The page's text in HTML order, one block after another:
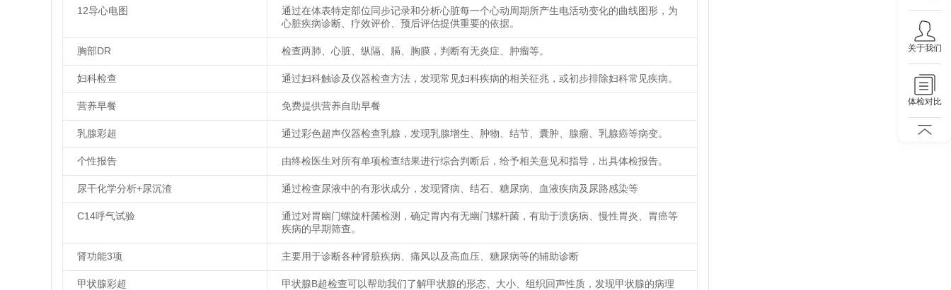
关于我们
体检对比
12导心电图
通过在体表特定部位同步记录和分析心脏每一个心动周期所产生电活动变化的曲线图形，为
心脏疾病诊断、疗效评价、预后评估提供重要的依据。
胸部DR 检查两肺、心脏、纵隔、膈、胸膜，判断有无炎症、肿瘤等。
妇科检查 通过妇科触诊及仪器检查方法，发现常见妇科疾病的相关征兆，或初步排除妇科常见疾病。
营养早餐 免费提供营养自助早餐
乳腺彩超 通过彩色超声仪器检查乳腺，发现乳腺增生、肿物、结节、囊肿、腺瘤、乳腺癌等病变。
个性报告 由终检医生对所有单项检查结果进行综合判断后，给予相关意见和指导，出具体检报告。
尿干化学分析+尿沉渣 通过检查尿液中的有形状成分，发现肾病、结石、糖尿病、血液疾病及尿路感染等
C14呼气试验
通过对胃幽门螺旋杆菌检测，确定胃内有无幽门螺杆菌，有助于溃疡病、慢性胃炎、胃癌等
疾病的早期筛查。
肾功能3项 主要用于诊断各种肾脏疾病、痛风以及高血压、糖尿病等的辅助诊断
甲状腺彩超
甲状腺B超检查可以帮助我们了解甲状腺的形态、大小、组织回声性质，发现甲状腺的病理